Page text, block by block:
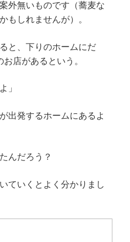
無いものです（蕎麦な
もしれませんが）。
と、下りのホームにだ
店があるという。
」
出発するホームにあるよ
んだろう？
ていくとよく分かりまし